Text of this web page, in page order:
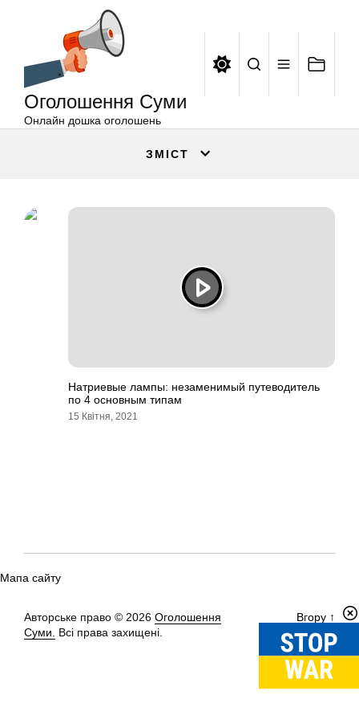
Оголошення Суми
Онлайн дошка оголошень
ЗМІСТ
Натриевые лампы: незаменимый путеводитель
по 4 основным типам
15 Квітня, 2021
Мапа сайту
Авторське право © 2026 Оголошення
Суми.
Всі права захищені.
Вгору ↑